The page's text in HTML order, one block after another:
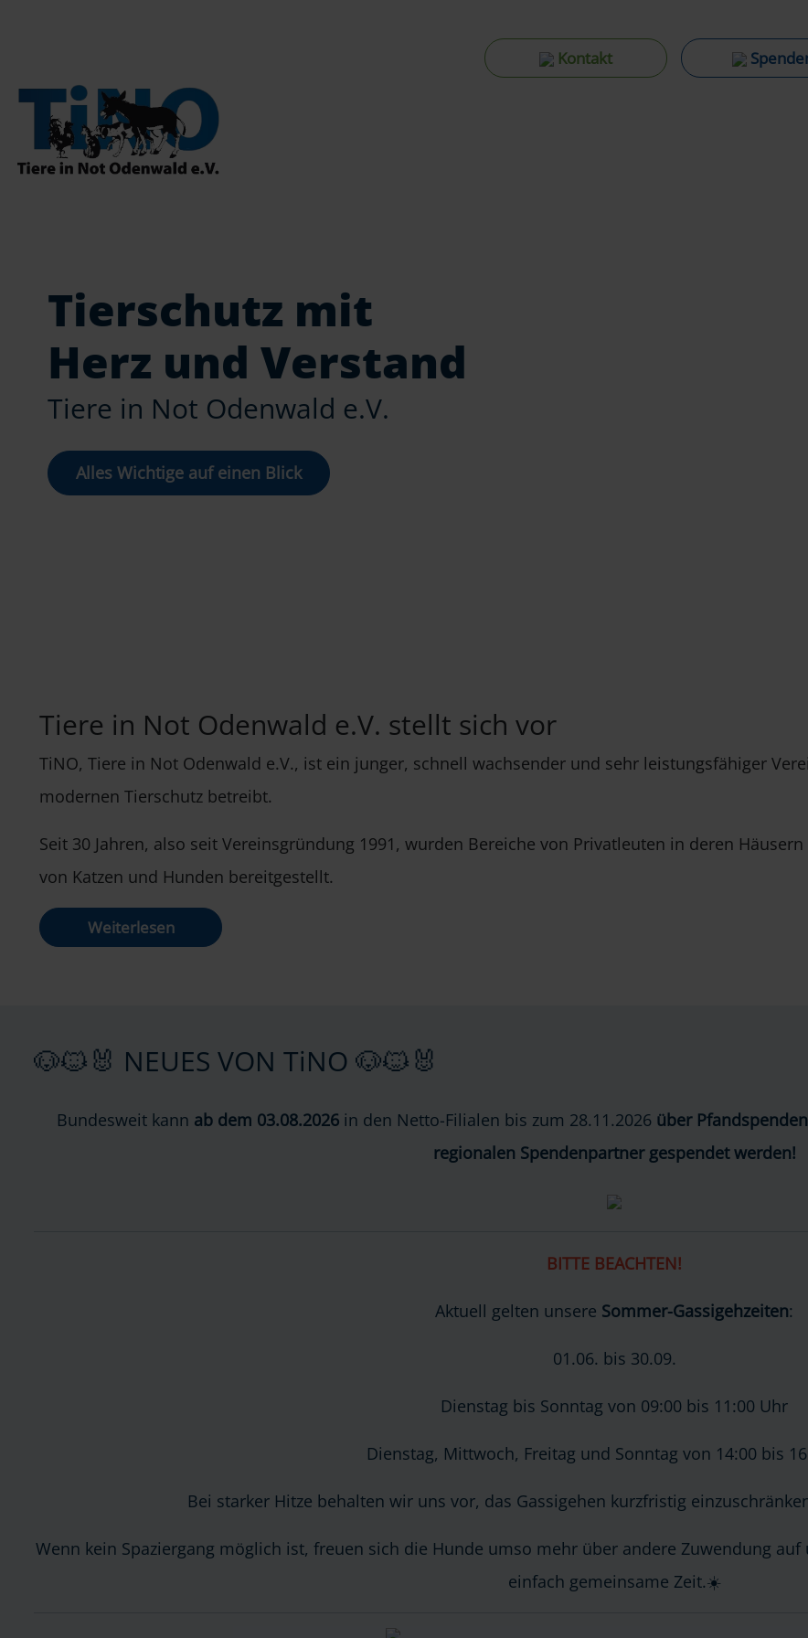
Kontakt
Tierschutz mit
Herz und Verstand
Tiere in Not Odenwald e.V.
Alles Wichtige auf einen Blick
Tiere in Not Odenwald e.V. stellt sich vor
TiNO, Tiere in Not Odenwald e.V., ist ein junger, schnell wachsender und sehr leistungsfähiger
modernen Tierschutz betreibt.
Seit 30 Jahren, also seit Vereinsgründung 1991, wurden Bereiche von Privatleuten in deren
von Katzen und Hunden bereitgestellt.
Weiterlesen
🐶🐱🐰 NEUES VON TiNO 🐶🐱🐰
Bundesweit kann ab dem 03.08.2026in den Netto-Filialen bis zum 28.11.2026 über
regionalen Spendenpartner gespendet werden!
BITTE BEACHTEN!
Aktuell gelten unsere Sommer-Gassigehzeiten:
01.06. bis 30.09.
Dienstag bis Sonntag von 09:00 bis 11:00 Uhr
Dienstag, Mittwoch, Freitag und Sonntag von 14:00 bis
Bei starker Hitze behalten wir uns vor, das Gassigehen kurzfristig
Wenn kein Spaziergang möglich ist, freuen sich die Hunde umso mehr über andere Zuwendung
einfach gemeinsame Zeit.☀️